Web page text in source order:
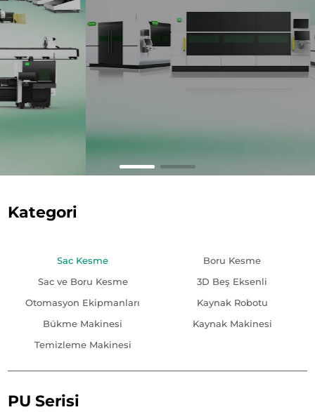
Kategori
Sac Kesme
Boru Kesme
Sac ve Boru Kesme
3D Beş Eksenli
Otomasyon Ekipmanları
Kaynak Robotu
Bükme Makinesi
Kaynak Makinesi
Temizleme Makinesi
PU Serisi